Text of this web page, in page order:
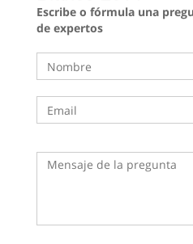
Escribe o fórmula una
de expertos